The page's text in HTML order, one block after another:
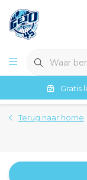
Gratis
Terug naar home